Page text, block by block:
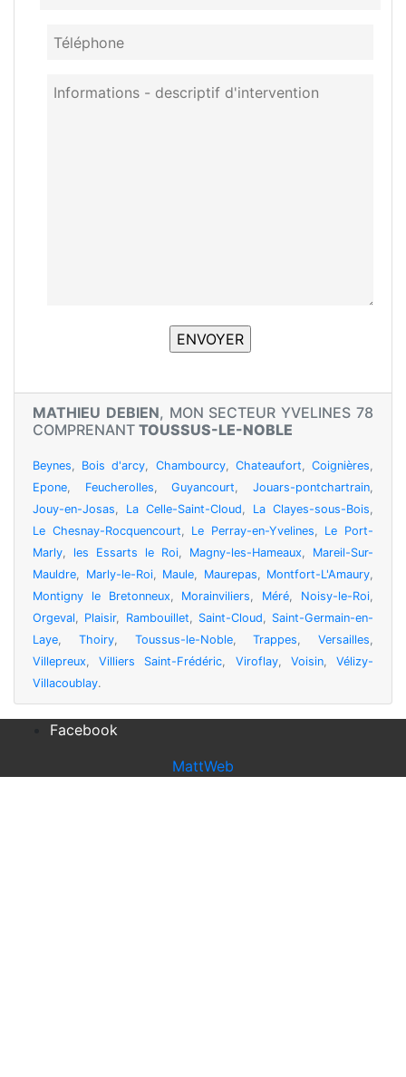
MATHIEU DEBIEN, MON SECTEUR YVELINES 78
COMPRENANT TOUSSUS-LE-NOBLE
Beynes, Bois d'arcy, Chambourcy, Chateaufort,Coignières,
Epone, Feucherolles,Guyancourt,Jouars-pontchartrain,
Jouy-en-Josas, La Celle-Saint-Cloud, La Clayes-sous-Bois,
Le Chesnay-Rocquencourt, Le Perray-en-Yvelines, Le Port-
Marly, les Essarts le Roi, Magny-les-Hameaux, Mareil-Sur-
Mauldre, Marly-le-Roi, Maule, Maurepas, Montfort-L'Amaury,
Montigny le Bretonneux, Morainviliers, Méré, Noisy-le-Roi,
Orgeval, Plaisir, Rambouillet, Saint-Cloud, Saint-Germain-en-
Laye, Thoiry, Toussus-le-Noble,Trappes, Versailles,
Villepreux,Villiers Saint-Frédéric, Viroflay, Voisin,Vélizy-
Villacoublay.
Facebook
MattWeb